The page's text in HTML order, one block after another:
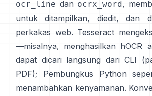
ocr_line dan ocrx_word,
untuk ditampilkan, diedit, dan
perkakas web. Tesseract
—misalnya, menghasilkan hOCR
dapat dicari langsung dari CLI (
PDF); Pembungkus Python
menambahkan kenyamanan.